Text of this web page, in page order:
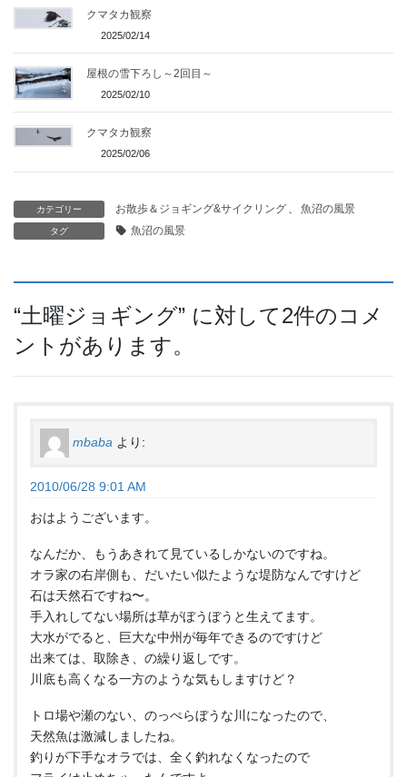
クマタカ観察
2025/02/14
屋根の雪下ろし～2回目～
2025/02/10
クマタカ観察
2025/02/06
カテゴリー お散歩＆ジョギング&サイクリング 魚沼の風景
タグ 魚沼の風景
“土曜ジョギング” に対して2件のコメ
ントがあります。
mbaba より:
2010/06/28 9:01 AM
おはようございます。
なんだか、もうあきれて見ているしかないのですね。
オラ家の右岸側も、だいたい似たような堤防なんですけど
石は天然石ですね〜。
手入れしてない場所は草がぼうぼうと生えてます。
大水がでると、巨大な中州が毎年できるのですけど
出来ては、取除き、の繰り返しです。
川底も高くなる一方のような気もしますけど？
トロ場や瀬のない、のっぺらぼうな川になったので、
天然魚は激減しましたね。
釣りが下手なオラでは、全く釣れなくなったので